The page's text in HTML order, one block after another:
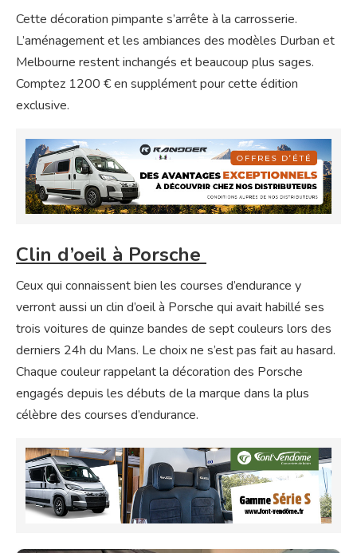
Cette décoration pimpante s’arrête à la carrosserie.
L’aménagement et les ambiances des modèles Durban et
Melbourne restent inchangés et beaucoup plus sages.
Comptez 1200 € en supplément pour cette édition
exclusive.
Clin d’oeil à Porsche
Ceux qui connaissent bien les courses d’endurance y
verront aussi un clin d’oeil à Porsche qui avait habillé ses
trois voitures de quinze bandes de sept couleurs lors des
derniers 24h du Mans. Le choix ne s’est pas fait au hasard.
Chaque couleur rappelant la décoration des Porsche
engagés depuis les débuts de la marque dans la plus
célèbre des courses d’endurance.